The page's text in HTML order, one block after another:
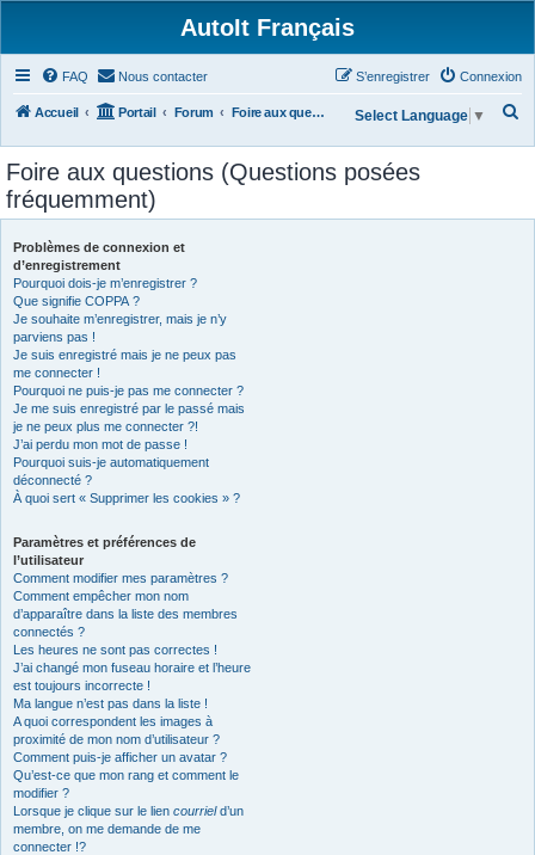
AutoIt Français
FAQ Nous contacter Connexion
S’enregistrer
Accueil Portail Forum Foire aux questions (Questions posées fréquemment) Select Language ▼
Foire aux questions (Questions posées
fréquemment)
Problèmes de connexion et
d’enregistrement
Pourquoi dois-je m’enregistrer ?
Que signifie COPPA ?
Je souhaite m’enregistrer, mais je n’y
parviens pas !
Je suis enregistré mais je ne peux pas
me connecter !
Pourquoi ne puis-je pas me connecter ?
Je me suis enregistré par le passé mais
je ne peux plus me connecter ?!
J’ai perdu mon mot de passe !
Pourquoi suis-je automatiquement
déconnecté ?
À quoi sert « Supprimer les cookies » ?
Paramètres et préférences de
l’utilisateur
Comment modifier mes paramètres ?
Comment empêcher mon nom
d’apparaître dans la liste des membres
connectés ?
Les heures ne sont pas correctes !
J’ai changé mon fuseau horaire et l’heure
est toujours incorrecte !
Ma langue n’est pas dans la liste !
A quoi correspondent les images à
proximité de mon nom d’utilisateur ?
Comment puis-je afficher un avatar ?
Qu’est-ce que mon rang et comment le
modifier ?
Lorsque je clique sur le lien courrield’un
membre, on me demande de me
connecter !?